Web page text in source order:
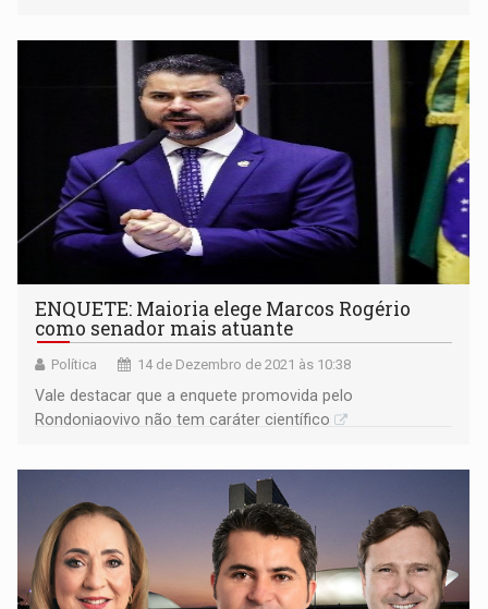
ENQUETE: Maioria elege Marcos Rogério
como senador mais atuante
Política 14 de Dezembro de 2021 às 10:38
Vale destacar que a enquete promovida pelo
Rondoniaovivo não tem caráter científico